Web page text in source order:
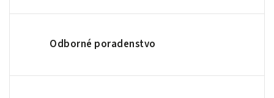
Odborné poradenstvo